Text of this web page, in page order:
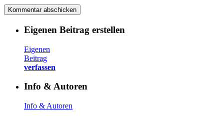
Eigenen Beitrag erstellen
Eigenen
Beitrag
verfassen
Info & Autoren
Info & Autoren